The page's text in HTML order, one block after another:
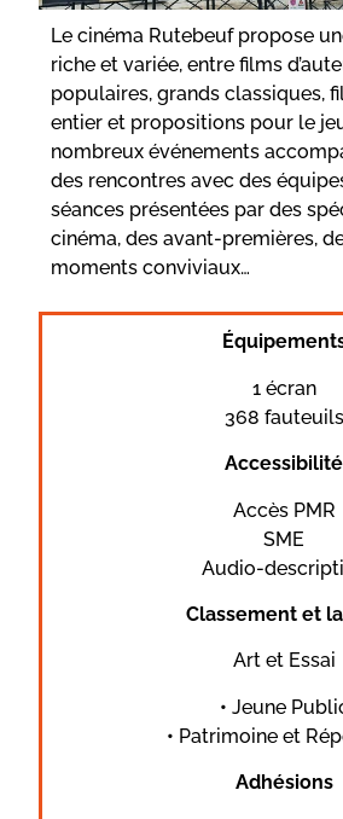
Le cinéma Rutebeuf propose
riche et variée, entre films
populaires, grands classiques,
entier et propositions pour le
nombreux événements
des rencontres avec des
séances présentées par des
cinéma, des avant-premières,
moments conviviaux…
1 écran
368 fauteuils
Accessibilité
Accès PMR
SME
Audio-
Classement et
Art et Essai
• Jeune
• Patrimoine et
Adhésions